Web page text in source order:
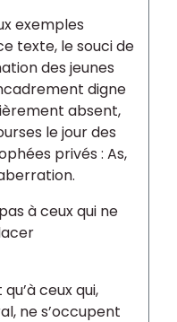
exemples
texte, le souci de
des jeunes
digne
absent,
le jour des
privés : As,
à ceux qui ne
ceux qui,
ne s’occupent